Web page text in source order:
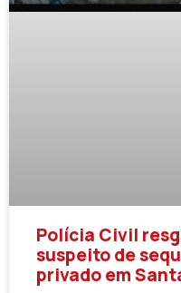
Polícia Civil
suspeito de
privado em